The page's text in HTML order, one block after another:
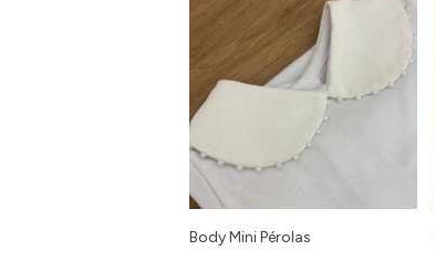
Body Mini Pérolas